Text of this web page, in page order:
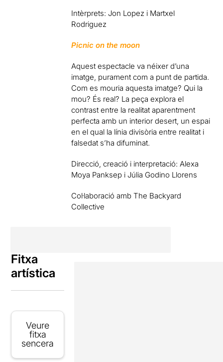
Intèrprets: Jon Lopez i Martxel
Rodriguez
Picnic on the moon
Aquest espectacle va néixer d’una
imatge, purament com a punt de partida.
Com es mouria aquesta imatge? Qui la
mou? És real? La peça explora el
contrast entre la realitat aparentment
perfecta amb un interior desert, un espai
en el qual la línia divisòria entre realitat i
falsedat s’ha difuminat.
Direcció, creació i interpretació: Alexa
Moya Panksep i Júlia Godino Llorens
Col·laboració amb The Backyard
Collective
Fitxa
artística
Veure
fitxa
sencera